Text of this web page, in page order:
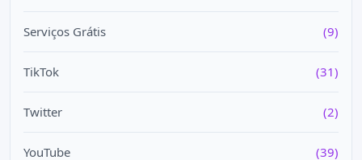
Serviços Grátis (9)
TikTok (31)
Twitter (2)
YouTube (39)